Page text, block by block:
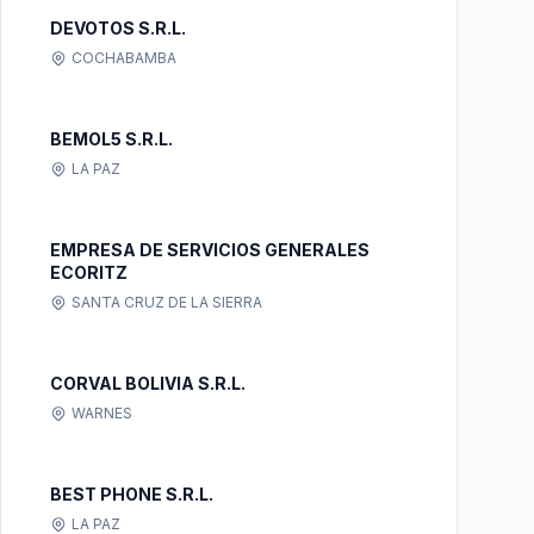
DEVOTOS S.R.L.
COCHABAMBA
BEMOL5 S.R.L.
LA PAZ
EMPRESA DE SERVICIOS GENERALES
ECORITZ
SANTA CRUZ DE LA SIERRA
CORVAL BOLIVIA S.R.L.
WARNES
BEST PHONE S.R.L.
LA PAZ